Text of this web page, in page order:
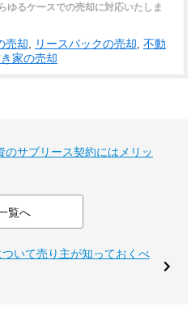
ゆるケースでの売却に対応いたしま
売却 リースバックの売却 不動
家の売却
サブリース契約にはメリッ
覧へ
いて売り主が知っておくべ